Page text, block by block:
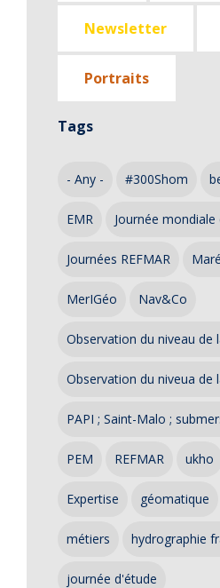
Newsletter
Portraits
Tags
- Any - #300Shom
EMR Journée
Journées REFMAR
MerIGéo Nav&Co
Observation du niveau de
Observation du niveua de
PAPI ; Saint-Malo ;
PEM REFMAR ukho
Expertise géomatique
métiers hydrographie
journée d'étude